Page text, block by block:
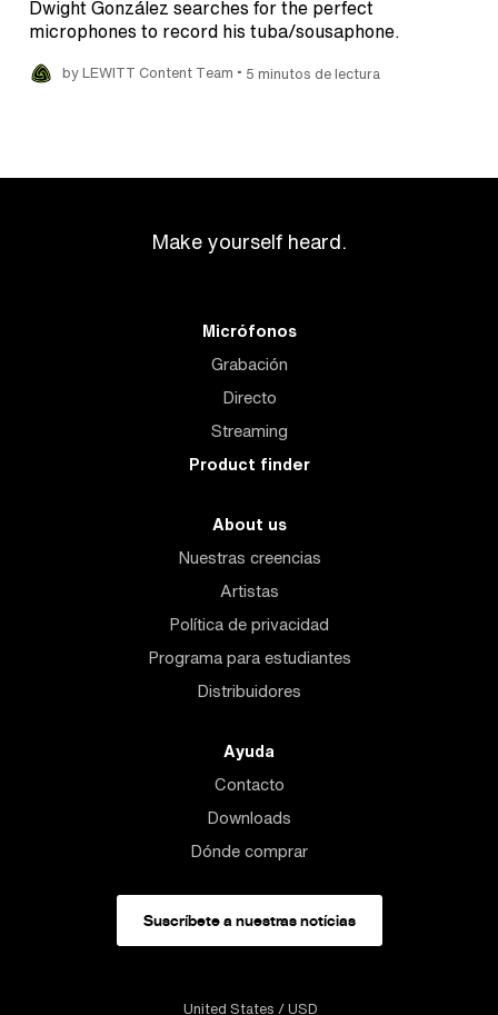
Dwight González searches for the perfect
microphones to record his tuba/sousaphone.
by LEWITT Content Team • 5 minutos de lectura
Make yourself heard.
Micrófonos
Grabación
Directo
Streaming
Product finder
About us
Nuestras creencias
Artistas
Política de privacidad
Programa para estudiantes
Distribuidores
Ayuda
Contacto
Downloads
Dónde comprar
Suscríbete a nuestras notícias
United States / USD